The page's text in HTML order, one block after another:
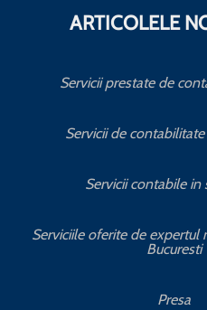
ARTICOLELE
Servicii prestate de
Servicii de
Servicii contabile in
Serviciile oferite de expertul
Bucuresti
Presa